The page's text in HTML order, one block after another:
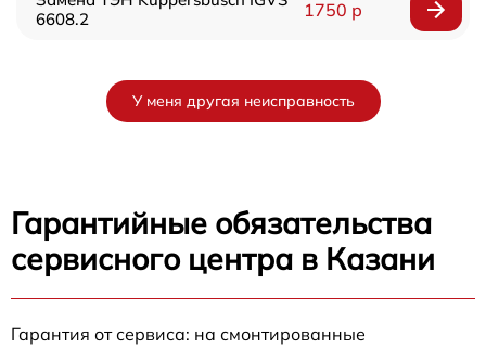
6608.2
1750 р
У меня другая неисправность
Гарантийные обязательства
сервисного центра в Казани
Гарантия от сервиса: на смонтированные